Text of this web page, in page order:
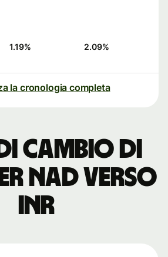
1.19% 2.09%
la cronologia completa
cambio di
NAD verso
INR